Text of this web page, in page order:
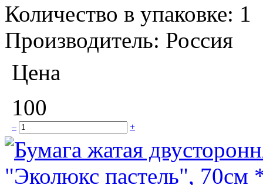
Количество в упаковке: 1
Производитель: Россия
Цена
100
– +